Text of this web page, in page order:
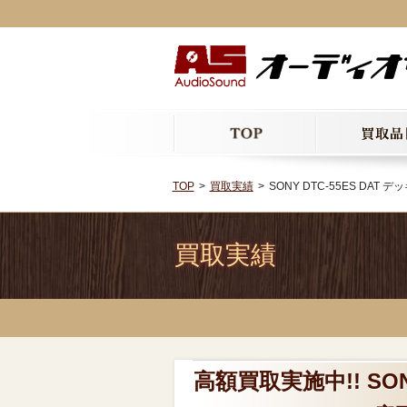
TOP 買取実績 SONY DTC-55ES DAT デ
買取実績
高額買取実施中!!